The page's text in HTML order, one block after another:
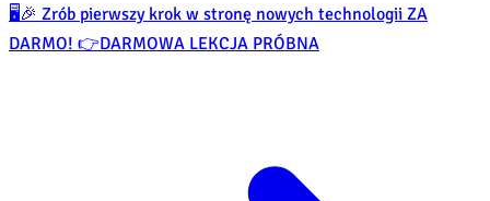
🖥️🎉 Zrób pierwszy krok w stronę nowych technologii ZA
DARMO! 👉DARMOWA LEKCJA PRÓBNA